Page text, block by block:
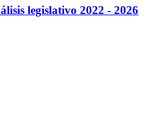
legislativo 2022 - 2026